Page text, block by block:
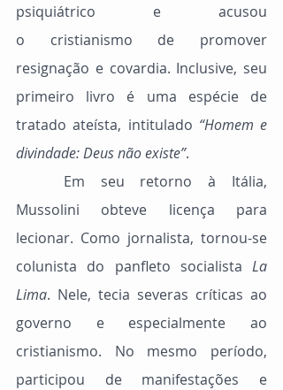
psiquiátrico e acusou
o cristianismo de promover
resignação e covardia. Inclusive, seu
primeiro livro é uma espécie de
tratado ateísta, intitulado “Homem e
divindade: Deus não existe”.
Mussolini obteve licença para
lecionar. Como jornalista, tornou-se
colunista do panfleto socialista La
Lima. Nele, tecia severas críticas ao
governo e especialmente ao
cristianismo. No mesmo período,
participou de manifestações e